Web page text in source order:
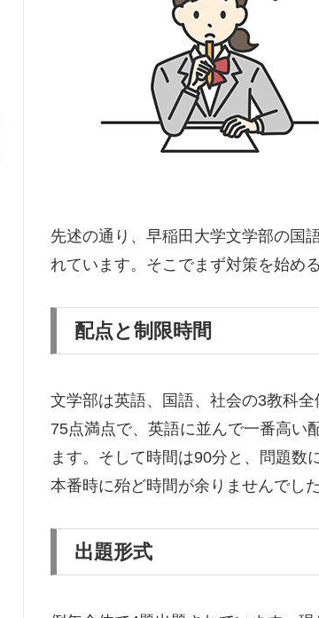
先述の通り、早稲田大学文学部の国
れています。そこでまず対策を始め
配点と制限時間
文学部は英語、国語、社会の3教科
75点満点で、英語に並んで一番高い
ます。そして時間は90分と、問題数
本番時に殆ど時間が余りませんでした
出題形式